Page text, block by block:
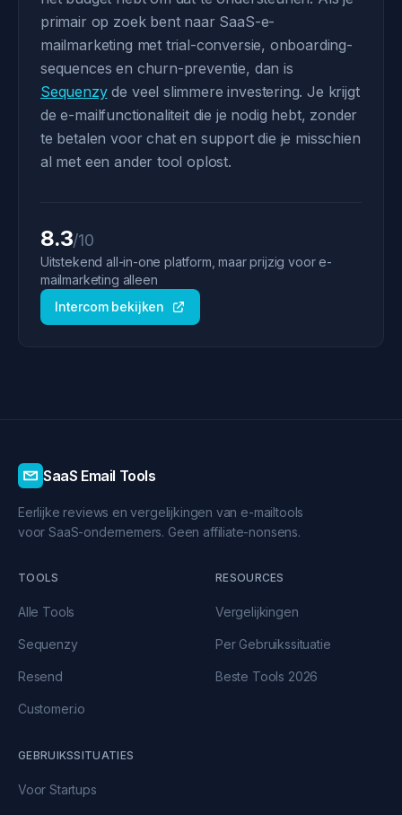
primair op zoek bent naar SaaS-e-
mailmarketing met trial-conversie, onboarding-
sequences en churn-preventie, dan is
Sequenzyde veel slimmere investering. Je krijgt
de e-mailfunctionaliteit die je nodig hebt, zonder
te betalen voor chat en support die je misschien
al met een ander tool oplost.
8.3/10
Uitstekend all-in-one platform, maar prijzig voor e-
mailmarketing alleen
Intercom bekijken
SaaS Email Tools
Eerlijke reviews en vergelijkingen van e-mailtools
voor SaaS-ondernemers. Geen affiliate-nonsens.
TOOLS
Alle Tools
Sequenzy
Resend
Customer.io
RESOURCES
Vergelijkingen
Per Gebruikssituatie
Beste Tools 2026
GEBRUIKSSITUATIES
Voor Startups